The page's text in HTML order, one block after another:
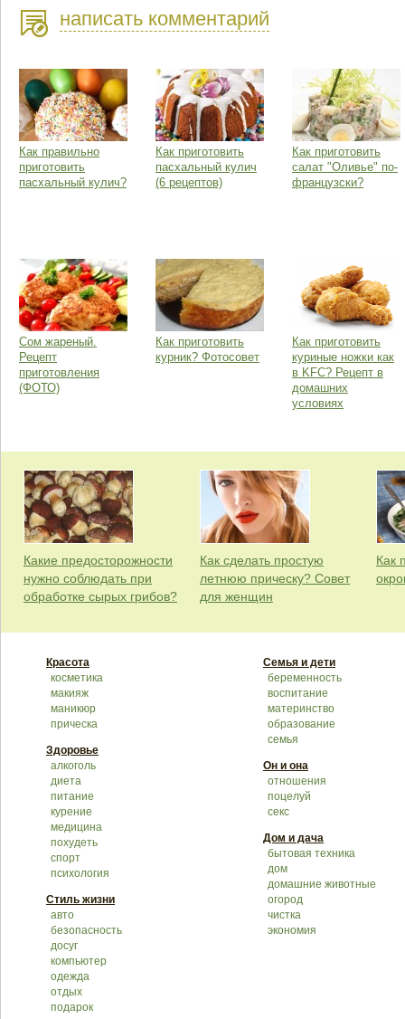
написать комментарий
Как правильно
приготовить
пасхальный кулич?
Как приготовить
пасхальный кулич
(6 рецептов)
Как приготовить
салат "Оливье" по-
французски?
Сом жареный.
Рецепт
приготовления
(ФОТО)
Как приготовить
курник? Фотосовет
Как приготовить
куриные ножки как
в KFC? Рецепт в
домашних
условиях
Какие предосторожности
нужно соблюдать при
обработке сырых грибов?
Как сделать простую
летнюю прическу? Совет
для женщин
Как
Красота
косметика
макияж
маникюр
прическа
Здоровье
алкоголь
диета
питание
курение
медицина
похудеть
спорт
психология
Стиль жизни
авто
безопасность
досуг
компьютер
одежда
отдых
подарок
Семья и дети
беременность
воспитание
материнство
образование
семья
Он и она
отношения
поцелуй
секс
Дом и дача
бытовая техника
дом
домашние животные
огород
чистка
экономия